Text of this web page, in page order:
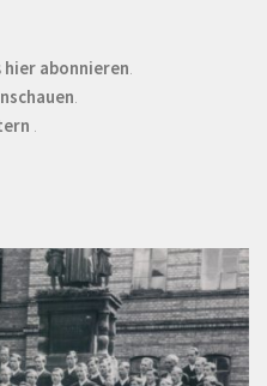
hier abonnieren